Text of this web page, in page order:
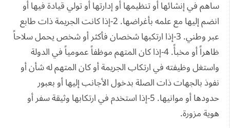
ساهم في إنشائها أو تنظيمها أو إدارتها أو تولي قيادة فيها أو
انضم إليها مع علمه بأغراضها. 2-إذا كانت الجريمة ذات طابع
عبر وطني. 3-إذا ارتكبها شخصان فأكثر أو شخص يحمل سلاحاً
ظاهراً أو مخبأً. 4-إذا كان المتهم موظفاً عمومياً في الدولة
واستغل وظيفته في ارتكاب الجريمة أو كان المتهم له شأن أو
نفوذ بالجهات ذات الصلة بدخول الأجانب إليها أو بعبور
حدودها أو موانيها. 5-إذا استخدم في ارتكابها وثيقة سفر أو
هوية مزورة.